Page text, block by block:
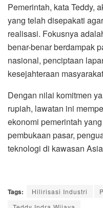
Pemerintah, kata Teddy,
yang telah disepakati
realisasi. Fokusnya
benar-benar berdampak
nasional, penciptaan
kesejahteraan
Dengan nilai komitmen
rupiah, lawatan ini
ekonomi pemerintah
pembukaan pasar,
teknologi di kawasan
Tags: Hilirisasi Industri